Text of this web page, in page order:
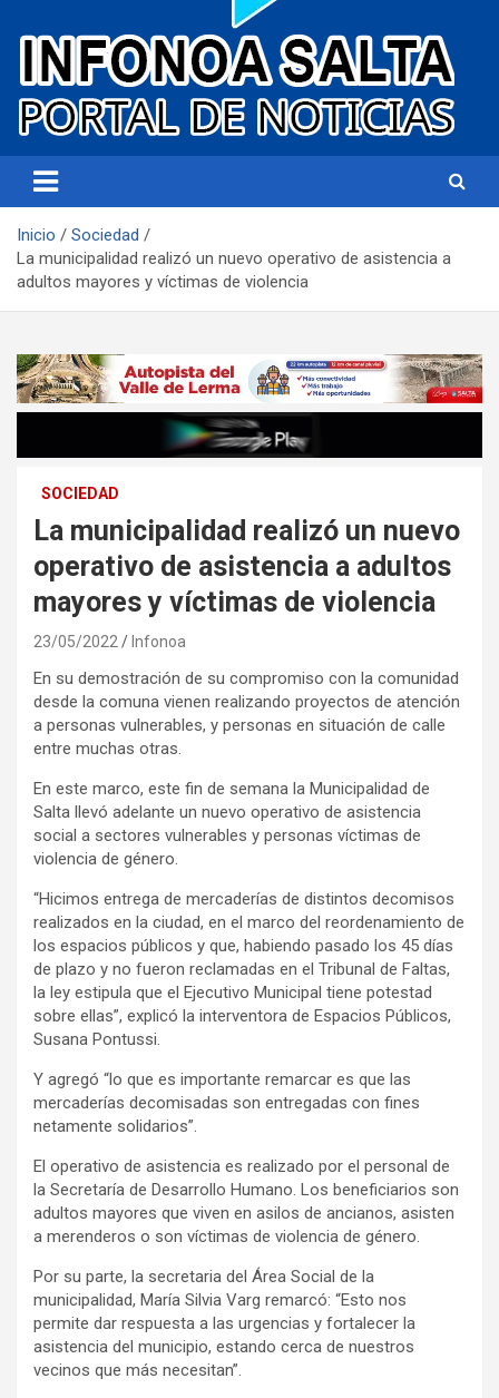
Infonoa Salta
Inicio
Sociedad
La municipalidad realizó un nuevo operativo de asistencia a
adultos mayores y víctimas de violencia
SOCIEDAD
La municipalidad realizó un nuevo
operativo de asistencia a adultos
mayores y víctimas de violencia
23/05/2022 Infonoa
En su demostración de su compromiso con la comunidad
desde la comuna vienen realizando proyectos de atención
a personas vulnerables, y personas en situación de calle
entre muchas otras.
En este marco, este fin de semana la Municipalidad de
Salta llevó adelante un nuevo operativo de asistencia
social a sectores vulnerables y personas víctimas de
violencia de género.
“Hicimos entrega de mercaderías de distintos decomisos
realizados en la ciudad, en el marco del reordenamiento de
los espacios públicos y que, habiendo pasado los 45 días
de plazo y no fueron reclamadas en el Tribunal de Faltas,
la ley estipula que el Ejecutivo Municipal tiene potestad
sobre ellas”, explicó la interventora de Espacios Públicos,
Susana Pontussi.
Y agregó “lo que es importante remarcar es que las
mercaderías decomisadas son entregadas con fines
netamente solidarios”.
El operativo de asistencia es realizado por el personal de
la Secretaría de Desarrollo Humano. Los beneficiarios son
adultos mayores que viven en asilos de ancianos, asisten
a merenderos o son víctimas de violencia de género.
Por su parte, la secretaria del Área Social de la
municipalidad, María Silvia Varg remarcó: “Esto nos
permite dar respuesta a las urgencias y fortalecer la
asistencia del municipio, estando cerca de nuestros
vecinos que más necesitan”.